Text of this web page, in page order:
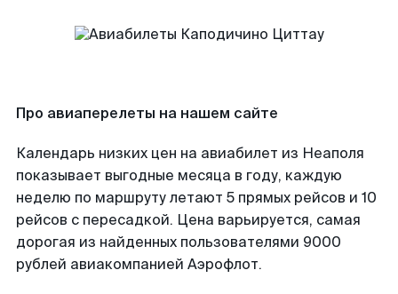
Про авиаперелеты на нашем сайте
Календарь низких цен на авиабилет из Неаполя
показывает выгодные месяца в году, каждую
неделю по маршруту летают 5 прямых рейсов и 10
рейсов с пересадкой. Цена варьируется, самая
дорогая из найденных пользователями 9000
рублей авиакомпанией Аэрофлот.